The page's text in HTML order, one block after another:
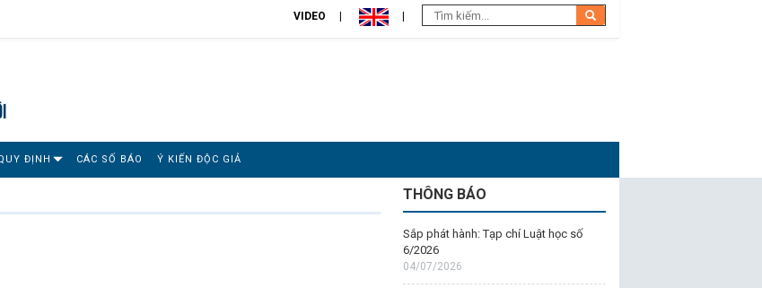
VIDEO
ĐỊNH CÁC SỐ BÁO Ý KIẾN ĐỘC GIẢ
THÔNG BÁO
Sắp phát hành: Tạp chí Luật học số
6/2026
04/07/2026